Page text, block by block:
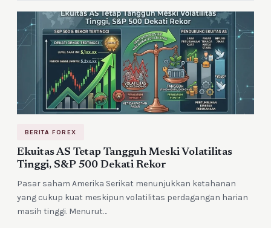
BERITA FOREX
Ekuitas AS Tetap Tangguh Meski Volatilitas
Tinggi, S&P 500 Dekati Rekor
Pasar saham Amerika Serikat menunjukkan ketahanan
yang cukup kuat meskipun volatilitas perdagangan harian
masih tinggi. Menurut…